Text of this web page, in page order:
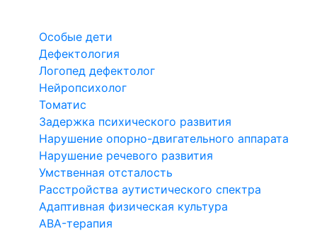
Особые дети
Дефектология
Логопед дефектолог
Нейропсихолог
Томатис
Задержка психического развития
Нарушение опорно-двигательного аппарата
Нарушение речевого развития
Умственная отсталость
Расстройства аутистического спектра
Адаптивная физическая культура
ABA-терапия